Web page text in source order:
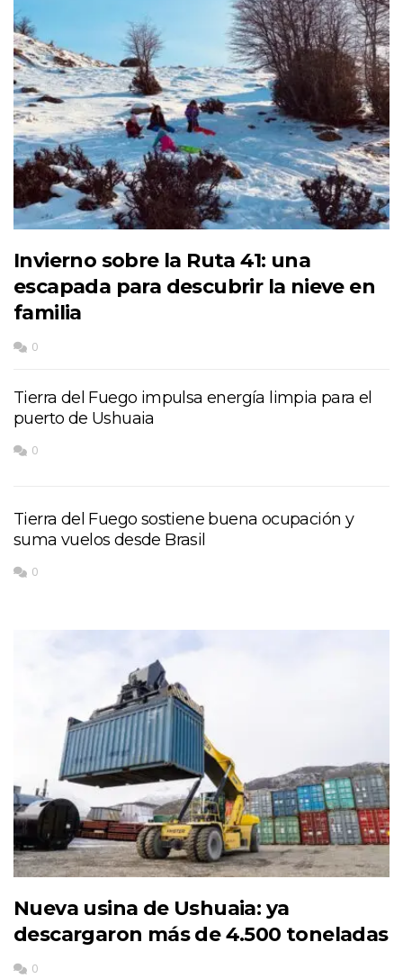
Invierno sobre la Ruta 41: una
escapada para descubrir la nieve en
familia
0
Tierra del Fuego impulsa energía limpia para el
puerto de Ushuaia
0
Tierra del Fuego sostiene buena ocupación y
suma vuelos desde Brasil
0
Nueva usina de Ushuaia: ya
descargaron más de 4.500 toneladas
0